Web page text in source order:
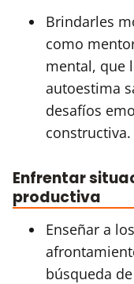
Brindarles
como
mental, que
autoestima
desafíos
constructiva.
Enfrentar
productiva
Enseñar a
búsqueda